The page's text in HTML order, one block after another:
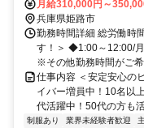
歩15分 ◎車通勤・バイ
月給310,000円～
兵庫県姫路市
勤務時間詳細 総労働時
す！＞ ◆1:00～12:00/
※その他勤務時間がご
仕事内容 ＜安定安心の
イバー増員中！10名以
代活躍中！50代の方も
制服あり 業界未経験者歓迎